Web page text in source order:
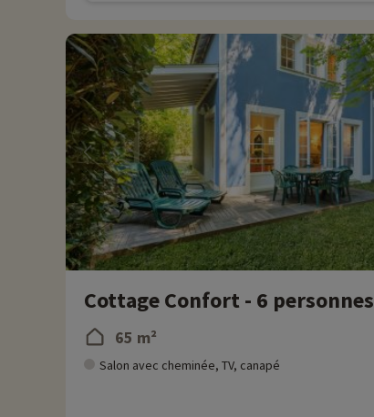
Cottage Confort - 6 personnes
65 m²
Salon avec cheminée, TV, canapé